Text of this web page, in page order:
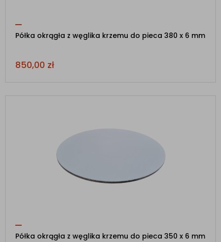
Półka okrągła z węglika krzemu do pieca 380 x 6 mm
850,00 zł
Półka okrągła z węglika krzemu do pieca 350 x 6 mm